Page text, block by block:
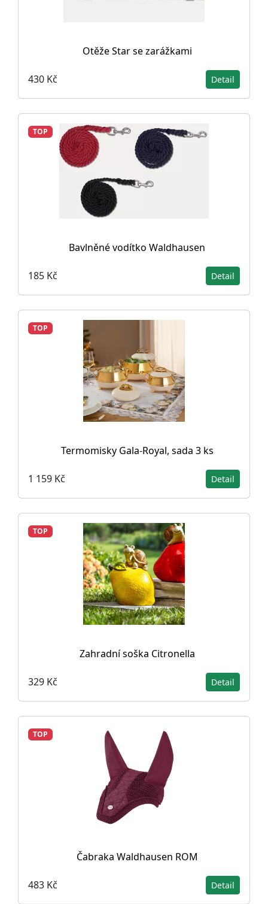
Otěže Star se zarážkami
430 Kč Detail
TOP
Bavlněné vodítko Waldhausen
185 Kč Detail
TOP
Termomisky Gala-Royal, sada 3 ks
1 159 Kč Detail
TOP
Zahradní soška Citronella
329 Kč Detail
TOP
Čabraka Waldhausen ROM
483 Kč Detail